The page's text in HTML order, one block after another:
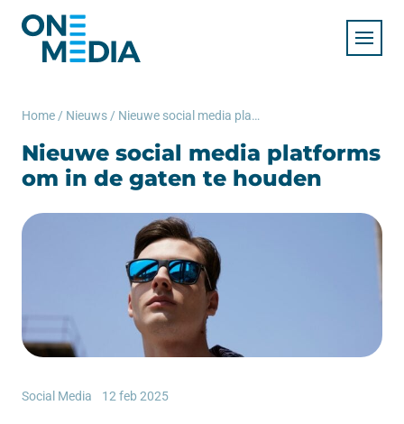
Home / Nieuws / Nieuwe social media platforms om in de gaten te houden
Nieuwe social media platforms
om in de gaten te houden
Social Media 12 feb 2025